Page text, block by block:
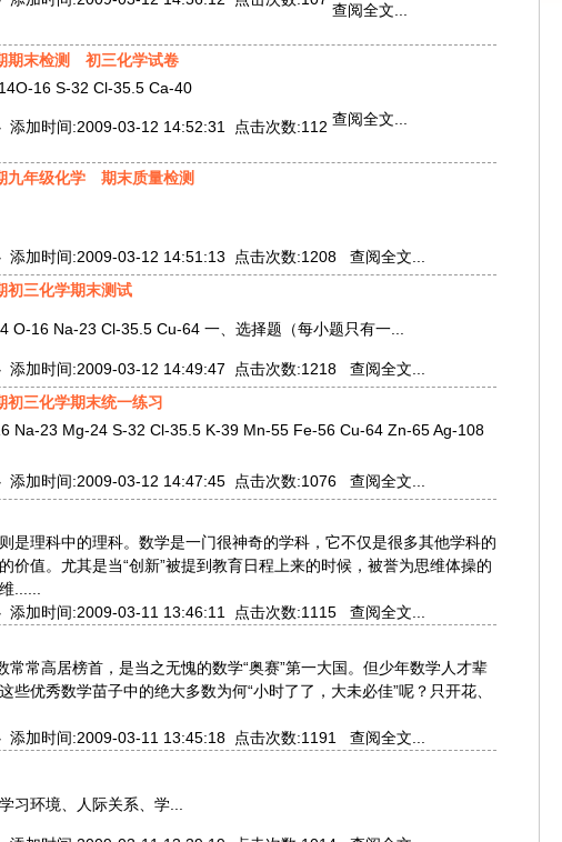
查阅全文...
期末检测 初三化学试卷
16 S-32 Cl-35.5 Ca-40
加时间:2009-03-12 14:52:31 点击次数:112 查阅全文...
九年级化学 期末质量检测
添加时间:2009-03-12 14:51:13 点击次数:1208
查阅全文...
三化学期末测试
O-16 Na-23 Cl-35.5 Cu-64 一、选择题（每小题只有一...
添加时间:2009-03-12 14:49:47 点击次数:1218
查阅全文...
三化学期末统一练习
Na-23 Mg-24 S-32 Cl-35.5 K-39 Mn-55 Fe-56 Cu-64 Zn-65 Ag-108
添加时间:2009-03-12 14:47:45 点击次数:1076
查阅全文...
是理科中的理科。数学是一门很神奇的学科，它不仅是很多其他学科的
价值。尤其是当“创新”被提到教育日程上来的时候，被誉为思维体操的
......
添加时间:2009-03-11 13:46:11 点击次数:1115
查阅全文...
常常高居榜首，是当之无愧的数学“奥赛”第一大国。但少年数学人才辈
优秀数学苗子中的绝大多数为何“小时了了，大未必佳”呢？只开花、
加时间:2009-03-11 13:45:18 点击次数:1191
查阅全文...
习环境、人际关系、学...